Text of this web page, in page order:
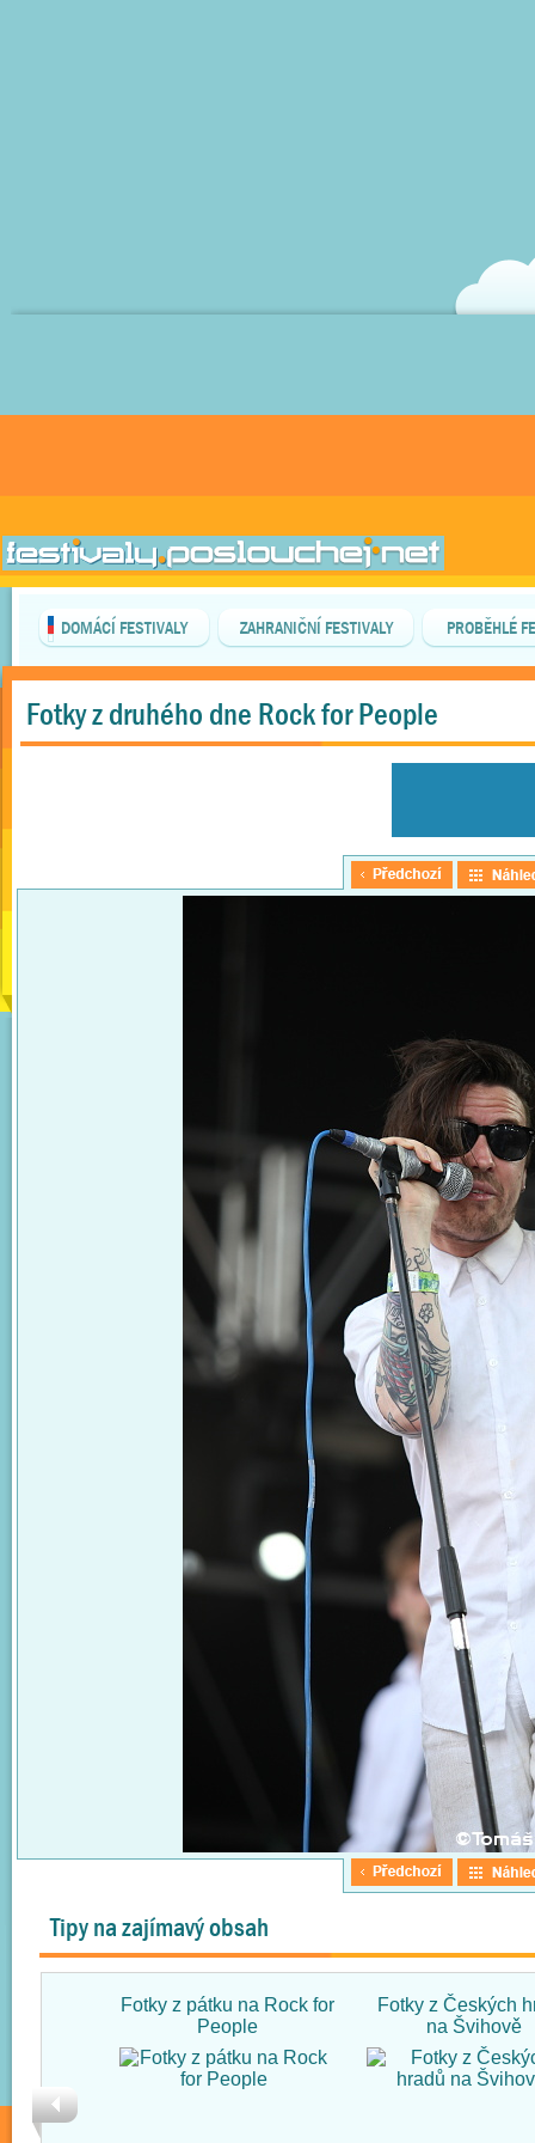
DOMÁCÍ FESTIVALY ZAHRANIČNÍ FESTIVALY PROBĚHLÉ
Fotky z druhého dne Rock for People
Tipy na zajímavý obsah
Fotky z pátku na Rock for
People
Fotky z Českých
na Švihově